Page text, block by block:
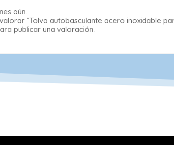
aún.
“Tolva autobasculante acero inoxidable
publicar una valoración.